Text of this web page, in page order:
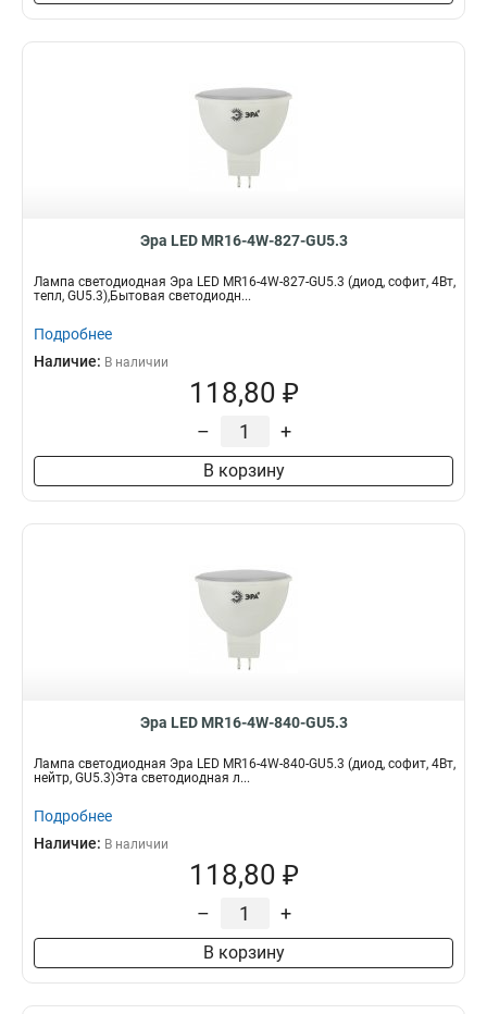
Эра LED MR16-4W-827-GU5.3
Лампа светодиодная Эра LED MR16-4W-827-GU5.3 (диод, софит, 4Вт,
тепл, GU5.3),Бытовая светодиодн...
Подробнее
Наличие: В наличии
118,80 ₽
– +
В корзину
Эра LED MR16-4W-840-GU5.3
Лампа светодиодная Эра LED MR16-4W-840-GU5.3 (диод, софит, 4Вт,
нейтр, GU5.3)Эта светодиодная л...
Подробнее
Наличие: В наличии
118,80 ₽
– +
В корзину